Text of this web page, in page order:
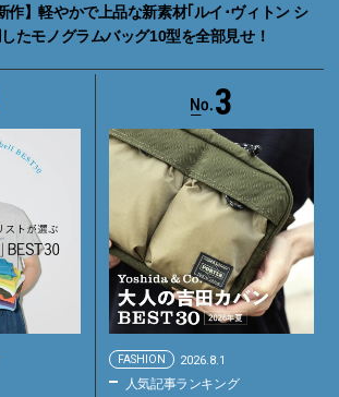
作】軽やかで上品な新素材｢ルイ･ヴィトン シ
たモノグラムバッグ10型を全部見せ！
3
FASHION 2026.8.1
人気記事ランキング